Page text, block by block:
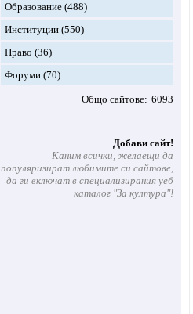
Образование (488)
Институции (550)
Право (36)
Форуми (70)
Общо сайтове 6093
Добави сайт!
Каним всички, желаещи да
популяризират любимите си сайтове,
да ги включат в специализирания уеб
каталог "За култура"!